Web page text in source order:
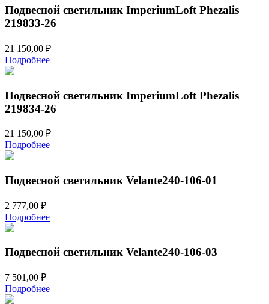
710,00 ₽.
Подвесной светильник ImperiumLoft Phezalis
219833-26
21 150,00 ₽
Подробнее
Подвесной светильник ImperiumLoft Phezalis
219834-26
21 150,00 ₽
Подробнее
Подвесной светильник Velante240-106-01
2 777,00 ₽
Подробнее
Подвесной светильник Velante240-106-03
7 501,00 ₽
Подробнее